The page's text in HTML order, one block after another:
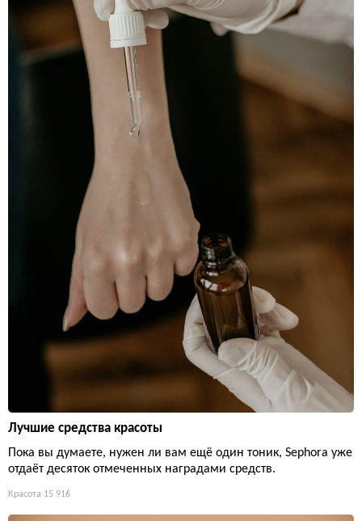
Лучшие средства красоты
Пока вы думаете, нужен ли вам ещё один тоник, Sephora уже
отдаёт десяток отмеченных наградами средств.
Красота 15 916